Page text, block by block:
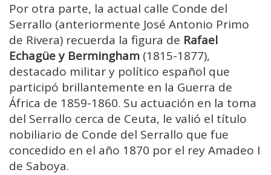
Por otra parte, la actual calle Conde del
Serrallo (anteriormente José Antonio Primo
de Rivera) recuerda la figura de Rafael
Echagüe y Bermingham (1815-1877),
destacado militar y político español que
participó brillantemente en la Guerra de
África de 1859-1860. Su actuación en la toma
del Serrallo cerca de Ceuta, le valió el título
nobiliario de Conde del Serrallo que fue
concedido en el año 1870 por el rey Amadeo I
de Saboya.